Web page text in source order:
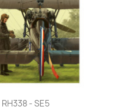
Quick view
RH338 - SE5